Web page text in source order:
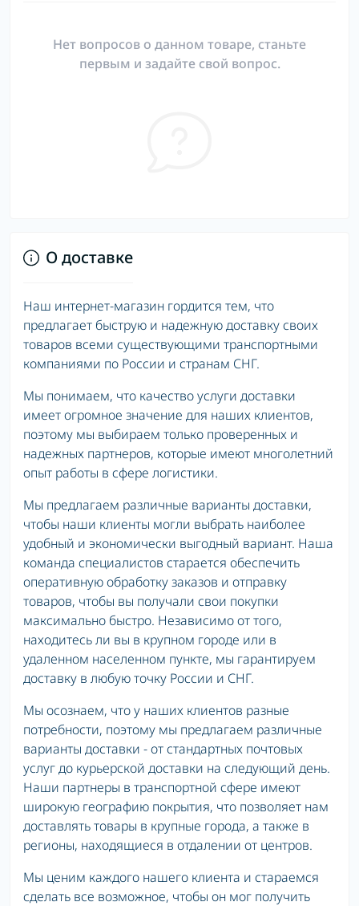
Нет вопросов о данном товаре, станьте
первым и задайте свой вопрос.
О доставке
Наш интернет-магазин гордится тем, что
предлагает быструю и надежную доставку своих
товаров всеми существующими транспортными
компаниями по России и странам СНГ.
Мы понимаем, что качество услуги доставки
имеет огромное значение для наших клиентов,
поэтому мы выбираем только проверенных и
надежных партнеров, которые имеют многолетний
опыт работы в сфере логистики.
Мы предлагаем различные варианты доставки,
чтобы наши клиенты могли выбрать наиболее
удобный и экономически выгодный вариант. Наша
команда специалистов старается обеспечить
оперативную обработку заказов и отправку
товаров, чтобы вы получали свои покупки
максимально быстро. Независимо от того,
находитесь ли вы в крупном городе или в
удаленном населенном пункте, мы гарантируем
доставку в любую точку России и СНГ.
Мы осознаем, что у наших клиентов разные
потребности, поэтому мы предлагаем различные
варианты доставки - от стандартных почтовых
услуг до курьерской доставки на следующий день.
Наши партнеры в транспортной сфере имеют
широкую географию покрытия, что позволяет нам
доставлять товары в крупные города, а также в
регионы, находящиеся в отдалении от центров.
Мы ценим каждого нашего клиента и стараемся
сделать все возможное, чтобы он мог получить